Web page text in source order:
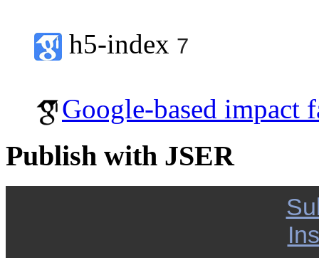
h5-index 7
Google-based impact
Publish with JSER